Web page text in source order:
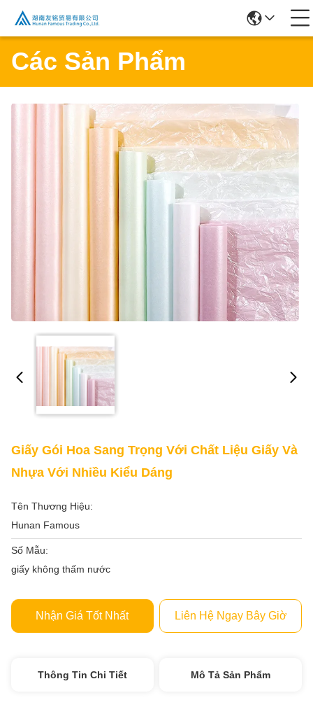
Các Sản Phẩm
Giấy Gói Hoa Sang Trọng Với Chất Liệu Giấy Và
Nhựa Với Nhiều Kiểu Dáng
Tên Thương Hiệu:
Hunan Famous
Số Mẫu:
giấy không thấm nước
Nhận Giá Tốt Nhất Liên Hệ Ngay Bây Giờ
Thông Tin Chi Tiết Mô Tả Sản Phẩm